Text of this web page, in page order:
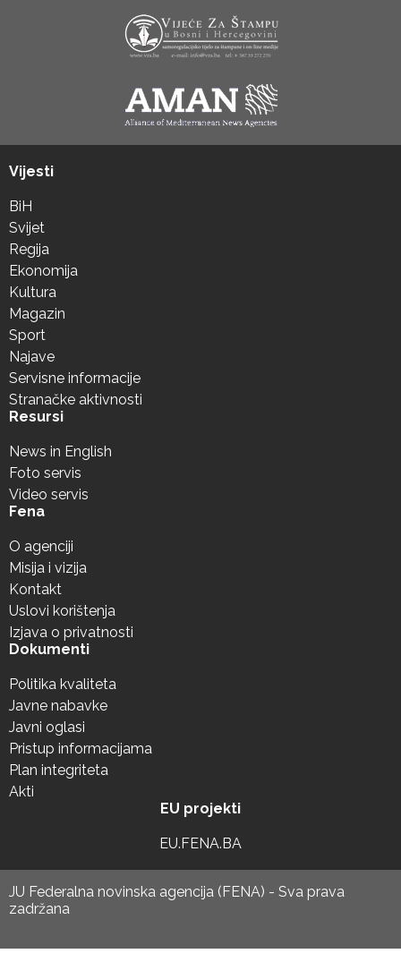
Vijesti
BiH
Svijet
Regija
Ekonomija
Kultura
Magazin
Sport
Najave
Servisne informacije
Stranačke aktivnosti
Resursi
News in English
Foto servis
Video servis
Fena
O agenciji
Misija i vizija
Kontakt
Uslovi korištenja
Izjava o privatnosti
Dokumenti
Politika kvaliteta
Javne nabavke
Javni oglasi
Pristup informacijama
Plan integriteta
Akti
EU projekti
EU.FENA.BA
JU Federalna novinska agencija (FENA) - Sva prava
zadržana